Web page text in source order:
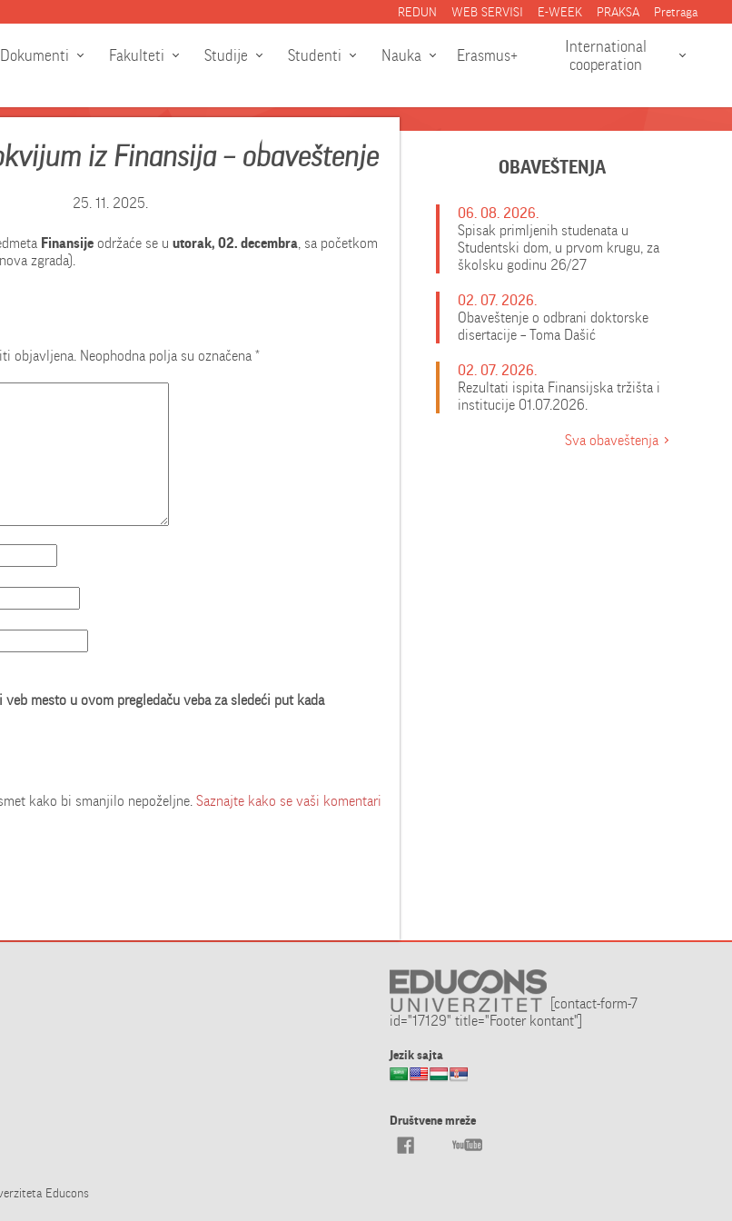
REDUN WEB SERVISI E-WEEK PRAKSA Pretraga
Dokumenti Fakulteti Studije Studenti Nauka Erasmus+
International
cooperation
iz Finansija – obaveštenje
25. 11. 2025.
Finansije održaće se u utorak, 02. decembra, sa početkom
zgrada).
objavljena. Neophodna polja su označena *
veb mesto u ovom pregledaču veba za sledeći put kada
kako bi smanjilo nepoželjne. Saznajte kako se vaši komentari
OBAVEŠTENJA
06. 08. 2026.
Spisak primljenih studenata u
Studentski dom, u prvom krugu, za
školsku godinu 26/27
02. 07. 2026.
Obaveštenje o odbrani doktorske
disertacije – Toma Dašić
02. 07. 2026.
Rezultati ispita Finansijska tržišta i
institucije 01.07.2026.
Sva obaveštenja
Educons
[contact-form-7
id="17129" title="Footer kontant"]
Jezik sajta
Društvene mreže